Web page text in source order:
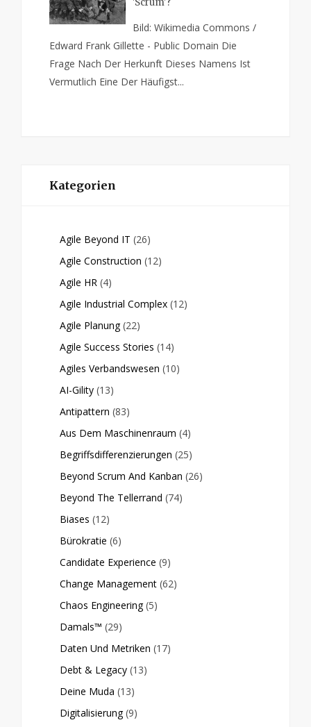
Bild: Wikimedia Commons /
Edward Frank Gillette - Public Domain Die
Frage Nach Der Herkunft Dieses Namens Ist
Vermutlich Eine Der Häufigst...
Kategorien
Agile Beyond IT (26)
Agile Construction (12)
Agile HR (4)
Agile Industrial Complex (12)
Agile Planung (22)
Agile Success Stories (14)
Agiles Verbandswesen (10)
AI-Gility (13)
Antipattern (83)
Aus Dem Maschinenraum (4)
Begriffsdifferenzierungen (25)
Beyond Scrum And Kanban (26)
Beyond The Tellerrand (74)
Biases (12)
Bürokratie (6)
Candidate Experience (9)
Change Management (62)
Chaos Engineering (5)
Damals™ (29)
Daten Und Metriken (17)
Debt & Legacy (13)
Deine Muda (13)
Digitalisierung (9)